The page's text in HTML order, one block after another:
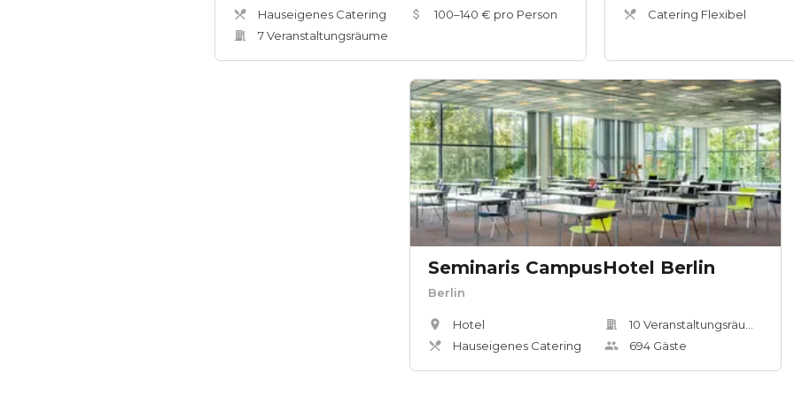
Hauseigenes Catering
7Veranstaltungsräume
100–140 € pro Person
Catering Flexibel
Seminaris CampusHotel Berlin
Berlin
Hotel
Hauseigenes Catering
10 Veranstaltungsräum
694 Gäste